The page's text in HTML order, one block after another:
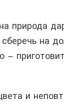
природа
на
–
и